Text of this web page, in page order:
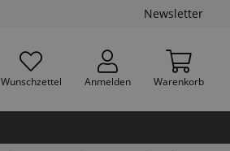
Newsletter
Wunschzettel Anmelden Warenkorb